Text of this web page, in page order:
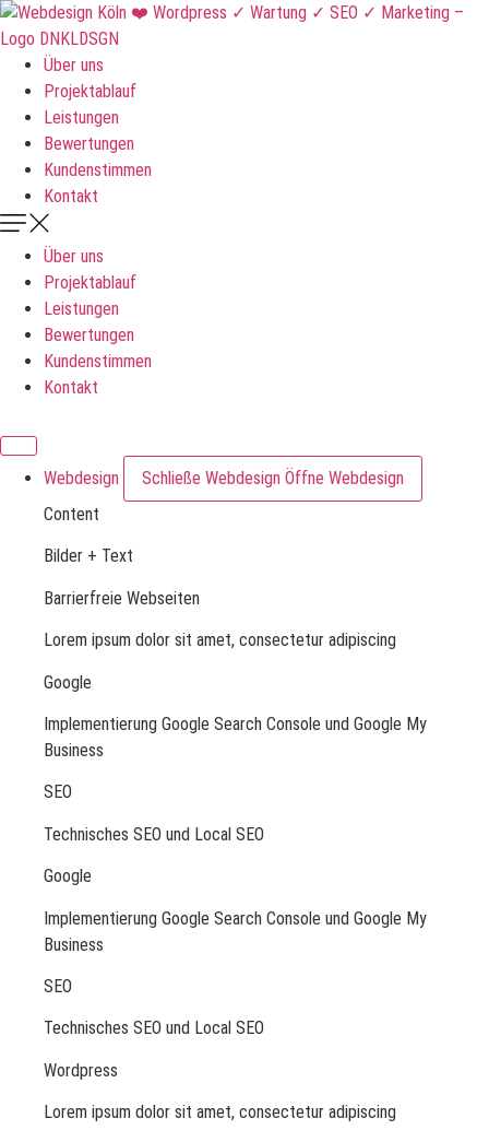
Zum
Inhalt
springenÜber uns
Projektablauf
Leistungen
Bewertungen
Kundenstimmen
Kontakt
Über uns
Projektablauf
Leistungen
Bewertungen
Kundenstimmen
Kontakt
Webdesign Schließe Webdesign Öffne Webdesign
Content
Bilder + Text
Barrierfreie Webseiten
Lorem ipsum dolor sit amet, consectetur adipiscing
Google
Implementierung Google Search Console und Google My
Business
SEO
Technisches SEO und Local SEO
Google
Implementierung Google Search Console und Google My
Business
SEO
Technisches SEO und Local SEO
Wordpress
Lorem ipsum dolor sit amet, consectetur adipiscing